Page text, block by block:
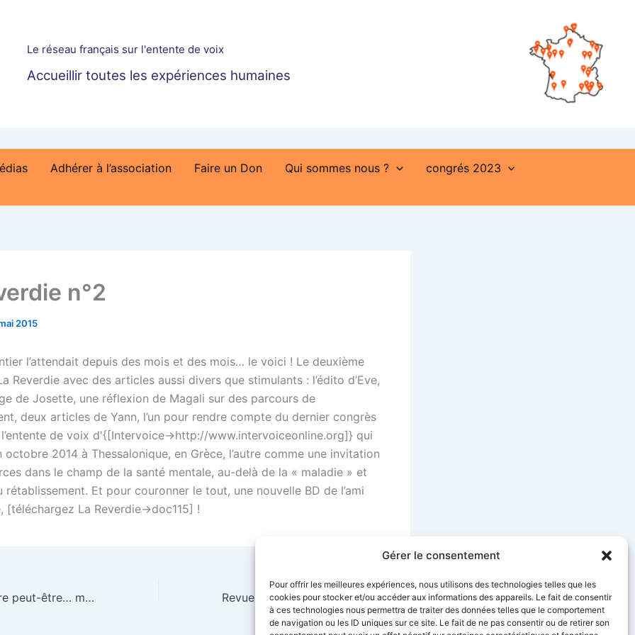
Gérer le consentement
Pour offrir les meilleures expériences, nous utilisons des technologies telles que les
cookies pour stocker et/ou accéder aux informations des appareils. Le fait de consentir
à ces technologies nous permettra de traiter des données telles que le comportement
de navigation ou les ID uniques sur ce site. Le fait de ne pas consentir ou de retirer son
Le réseau français sur l'entente de voix
Accueillir toutes les expériences humaines
Adhérer à l’association Faire un Don Qui sommes nous ?
congrés 2023
n°2
2015
l’attendait depuis des mois et des mois… le voici ! Le deuxième
Reverdie avec des articles aussi divers que stimulants : l’édito d’Eve,
de Josette, une réflexion de Magali sur des parcours de
deux articles de Yann, l’un pour rendre compte du dernier congrès
de voix d'{[Intervoice->http://www.intervoiceonline.org]} qui
octobre 2014 à Thessalonique, en Grèce, l’autre comme une invitation
dans le champ de la santé mentale, au-delà de la « maladie » et
rétablissement. Et pour couronner le tout, une nouvelle BD de l’ami
[téléchargez La Reverdie->doc115] !
Les pieds sur terre peut-être… mais la tête dans les étoiles du REV ! Revue Canadienne de Service Social